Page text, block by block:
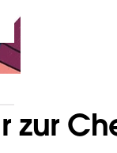
zur